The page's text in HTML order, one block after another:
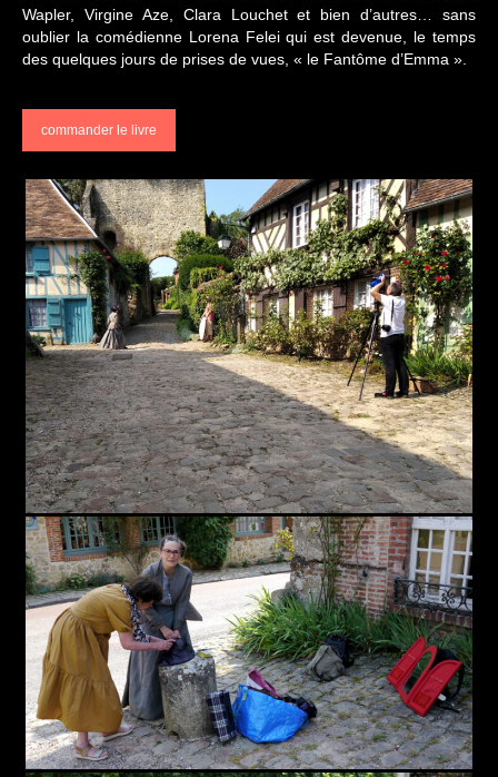
Wapler, Virgine Aze, Clara Louchet et bien d’autres… sans
oublier la comédienne Lorena Felei qui est devenue, le temps
des quelques jours de prises de vues, « le Fantôme d’Emma ».
commander le livre